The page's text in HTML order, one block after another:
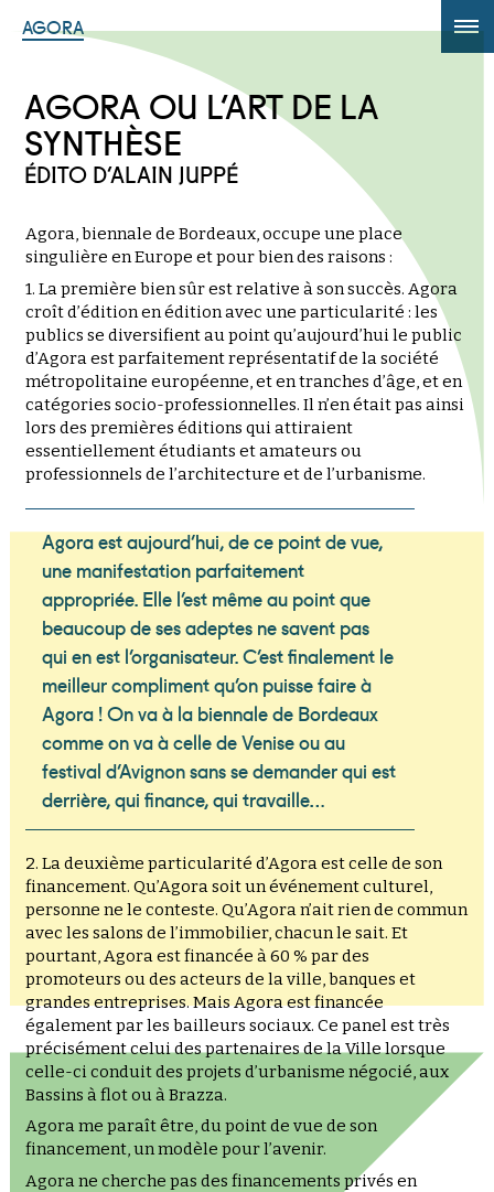
AGORA
AGORA +
Powered by Translate
AGORA OU L’ART DE LA
SYNTHÈSE
ÉDITO D’ALAIN JUPPÉ
Agora, biennale de Bordeaux, occupe une place
singulière en Europe et pour bien des raisons :
1. La première bien sûr est relative à son succès. Agora
croît d’édition en édition avec une particularité : les
publics se diversifient au point qu’aujourd’hui le public
d’Agora est parfaitement représentatif de la société
métropolitaine européenne, et en tranches d’âge, et en
catégories socio-professionnelles. Il n’en était pas ainsi
lors des premières éditions qui attiraient
essentiellement étudiants et amateurs ou
professionnels de l’architecture et de l’urbanisme.
Agora est aujourd’hui, de ce point de vue,
une manifestation parfaitement
appropriée. Elle l’est même au point que
beaucoup de ses adeptes ne savent pas
qui en est l’organisateur. C’est finalement le
meilleur compliment qu’on puisse faire à
Agora ! On va à la biennale de Bordeaux
comme on va à celle de Venise ou au
festival d’Avignon sans se demander qui est
derrière, qui finance, qui travaille…
2. La deuxième particularité d’Agora est celle de son
financement. Qu’Agora soit un événement culturel,
personne ne le conteste. Qu’Agora n’ait rien de commun
avec les salons de l’immobilier, chacun le sait. Et
pourtant, Agora est financée à 60 % par des
promoteurs ou des acteurs de la ville, banques et
grandes entreprises. Mais Agora est financée
également par les bailleurs sociaux. Ce panel est très
précisément celui des partenaires de la Ville lorsque
celle-ci conduit des projets d’urbanisme négocié, aux
Bassins à flot ou à Brazza.
Agora me paraît être, du point de vue de son
financement, un modèle pour l’avenir.
Agora ne cherche pas des financements privés en